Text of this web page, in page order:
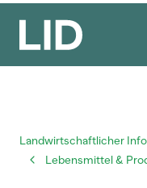
Landwirtschaftlicher
Lebensmittel &